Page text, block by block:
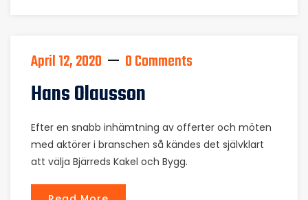
April 12, 2020 0 Comments
Hans Olausson
Efter en snabb inhämtning av offerter och möten
med aktörer i branschen så kändes det självklart
att välja Bjärreds Kakel och Bygg.